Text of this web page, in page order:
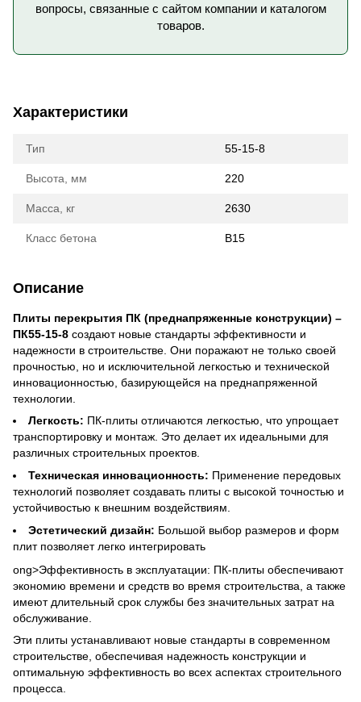
вопросы, связанные с сайтом компании и каталогом
товаров.
Характеристики
Тип 55-15-8
Высота, мм 220
Масса, кг 2630
Класс бетона B15
Описание
Плиты перекрытия ПК (преднапряженные конструкции) –
ПК55-15-8 создают новые стандарты эффективности и
надежности в строительстве. Они поражают не только своей
прочностью, но и исключительной легкостью и технической
инновационностью, базирующейся на преднапряженной
технологии.
Легкость: ПК-плиты отличаются легкостью, что упрощает
транспортировку и монтаж. Это делает их идеальными для
различных строительных проектов.
Техническая инновационность: Применение передовых
технологий позволяет создавать плиты с высокой точностью и
устойчивостью к внешним воздействиям.
Эстетический дизайн: Большой выбор размеров и форм
плит позволяет легко интегрировать
ong>Эффективность в эксплуатации: ПК-плиты обеспечивают
экономию времени и средств во время строительства, а также
имеют длительный срок службы без значительных затрат на
обслуживание.
Эти плиты устанавливают новые стандарты в современном
строительстве, обеспечивая надежность конструкции и
оптимальную эффективность во всех аспектах строительного
процесса.